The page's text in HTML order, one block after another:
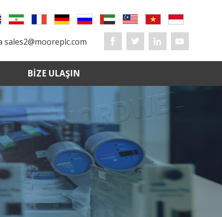
sales2@mooreplc.com
BIZE ULAŞIN